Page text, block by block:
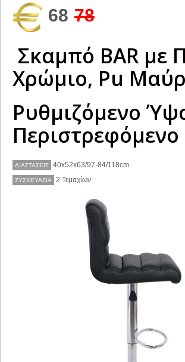
68 78
Σκαμπό BAR με
Χρώμιο, Pu
Ρυθμιζόμενο
Περιστρεφόμενο
ΔΙΑΣΤΑΣΕΙΣ 40x52x63/97-84/118cm
ΣΥΣΚΕΥΑΣΊΑ 2 Τεμαχίων